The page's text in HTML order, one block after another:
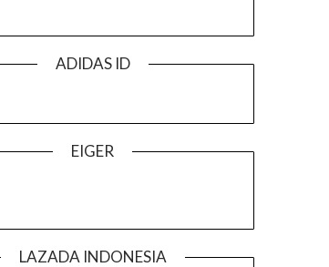
ADIDAS ID
EIGER
LAZADA INDONESIA